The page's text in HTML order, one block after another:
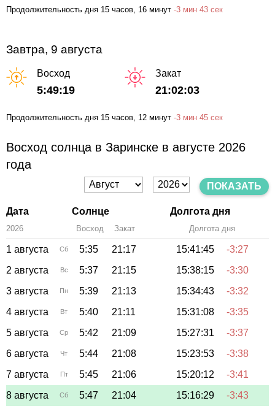
Продолжительность дня 15 часов , 16 минут -3 мин 43 сек
Завтра, 9 августа
Восход
5:49:19
Закат
21:02:03
Продолжительность дня 15 часов, 12 минут -3 мин 45 сек
Восход солнца в Заринске в августе 2026
года
ПОКАЗАТЬ
Дата Солнце Долгота дня
2026 Восход Закат Долгота дня
1 августа Сб 5:35 21:17 15:41:45
-3:27
2 августа
Вс 5:37 21:15 15:38:15
-3:30
3 августа
Пн 5:39 21:13 15:34:43
-3:32
4 августа
Вт 5:40 21:11 15:31:08
-3:35
5 августа
Ср 5:42 21:09 15:27:31
-3:37
6 августа
Чт 5:44 21:08 15:23:53
-3:38
7 августа
Пт 5:45 21:06 15:20:12
-3:41
8 августа
Сб 5:47 21:04 15:16:29
-3:43